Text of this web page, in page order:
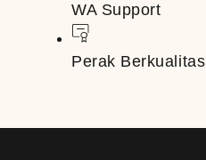
WA Support
Perak Berkualitas